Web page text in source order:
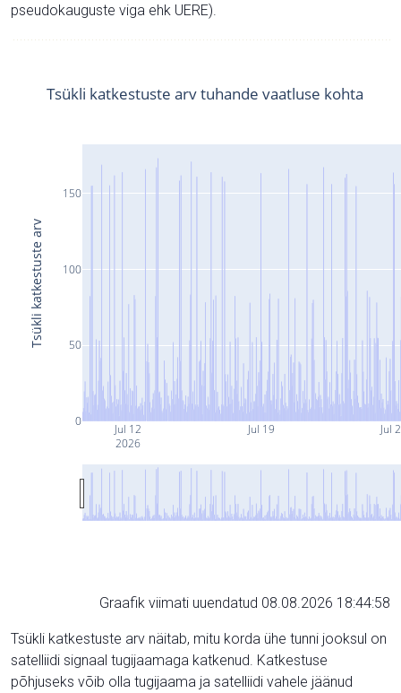
pseudokauguste viga ehk UERE).
Jul 12
2026
Jul 19 Jul
0
50
100
150
Tsükli katkestuste arv tuhande vaatluse kohta
Tsükli katkestuste arv
Graafik viimati uuendatud 08.08.2026 18:44:58
Tsükli katkestuste arv näitab, mitu korda ühe tunni jooksul on
satelliidi signaal tugijaamaga katkenud. Katkestuse
põhjuseks võib olla tugijaama ja satelliidi vahele jäänud